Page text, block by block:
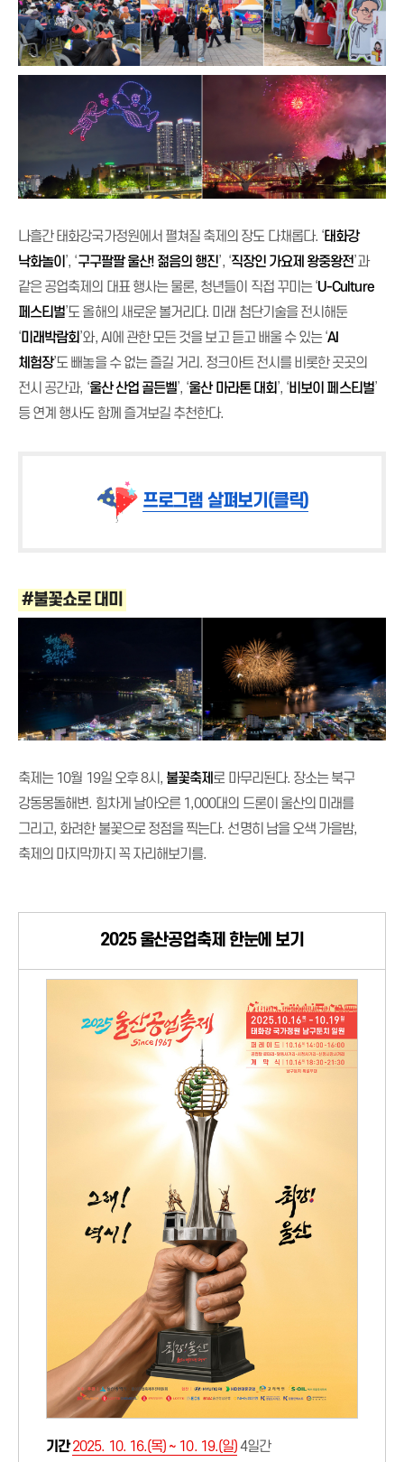
나흘간 태화강국가정원에서 펼쳐질 축제의 장도 다채롭다. ‘태화강
낙화놀이 ’, ‘구구팔팔 울산! 젊음의 행진’, ‘직장인 가요제 왕중왕전’과
같은 공업축제의 대표 행사는 물론, 청년들이 직접 꾸미는 ‘U-Culture
페스티벌’도 올해의 새로운 볼거리다. 미래 첨단기술을 전시해둔
‘미래박람회’와, AI에 관한 모든 것을 보고 듣고 배울 수 있는 ‘AI
체험장’도 빼놓을 수 없는 즐길 거리. 정크아트 전시를 비롯한 곳곳의
전시 공간과, ‘울산 산업 골든벨’, ‘울산 마라톤 대회’, ‘비보이 페스티벌’
등 연계 행사도 함께 즐겨보길 추천한다.
프로그램 살펴보기(클릭)
#불꽃쇼로 대미
축제는 10월 19일 오후 8시, 불꽃축제 로 마무리된다. 장소는 북구
강동몽돌해변. 힘차게 날아오른 1,000대의 드론이 울산의 미래를
그리고, 화려한 불꽃으로 정점을 찍는다. 선명히 남을 오색 가을밤,
축제의 마지막까지 꼭 자리해보기를.
2025 울산공업축제 한눈에 보기
기간 2025. 10. 16.(목) ~ 10. 19.(일)4일간